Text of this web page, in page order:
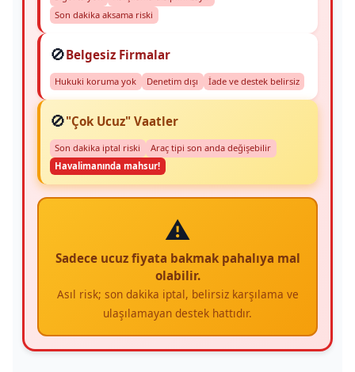
Son dakika aksama riski
🚫Belgesiz Firmalar
Hukuki koruma yok Denetim dışı İade ve destek belirsiz
🚫"Çok Ucuz" Vaatler
Son dakika iptal riski
Araç tipi son anda değişebilir
Havalimanında mahsur!
⚠️
Sadece ucuz fiyata bakmak pahalıya mal
olabilir.
Asıl risk; son dakika iptal, belirsiz karşılama ve
ulaşılamayan destek hattıdır.